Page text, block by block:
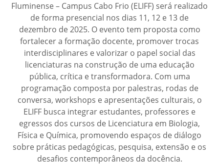
Fluminense – Campus Cabo Frio (ELIFF) será realizado
de forma presencial nos dias 11, 12 e 13 de
dezembro de 2025. O evento tem proposta como
fortalecer a formação docente, promover trocas
interdisciplinares e valorizar o papel social das
licenciaturas na construção de uma educação
pública, crítica e transformadora. Com uma
programação composta por palestras, rodas de
conversa, workshops e apresentações culturais, o
ELIFF busca integrar estudantes, professores e
egressos dos cursos de Licenciatura em Biologia,
Física e Química, promovendo espaços de diálogo
sobre práticas pedagógicas, pesquisa, extensão e os
desafios contemporâneos da docência.